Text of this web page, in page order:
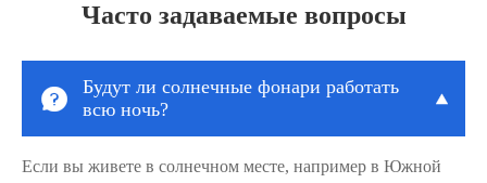
Часто задаваемые вопросы

Будут ли солнечные фонари работать
всю ночь?

Если вы живете в солнечном месте, например в Южной